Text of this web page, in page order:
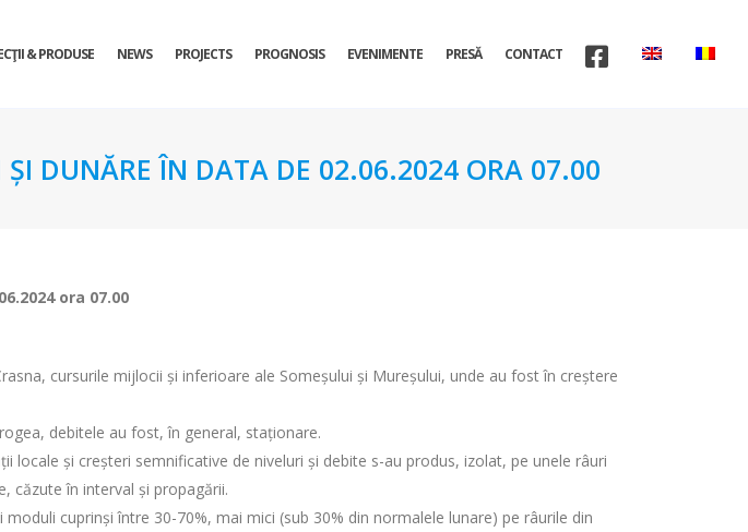
& PRODUSE NEWS PROJECTS PROGNOSIS EVENIMENTE PRESĂ CONTACT
ȘI DUNĂRE ÎN DATA DE 02.06.2024 ORA 07.00
ora 07.00
cursurile mijlocii și inferioare ale Someșului și Mureșului, unde au fost în creștere
debitele au fost, în general, staționare.
și creșteri semnificative de niveluri și debite s-au produs, izolat, pe unele râuri
căzute în interval și propagării.
cuprinși între 30-70%, mai mici (sub 30% din normalele lunare) pe râurile din